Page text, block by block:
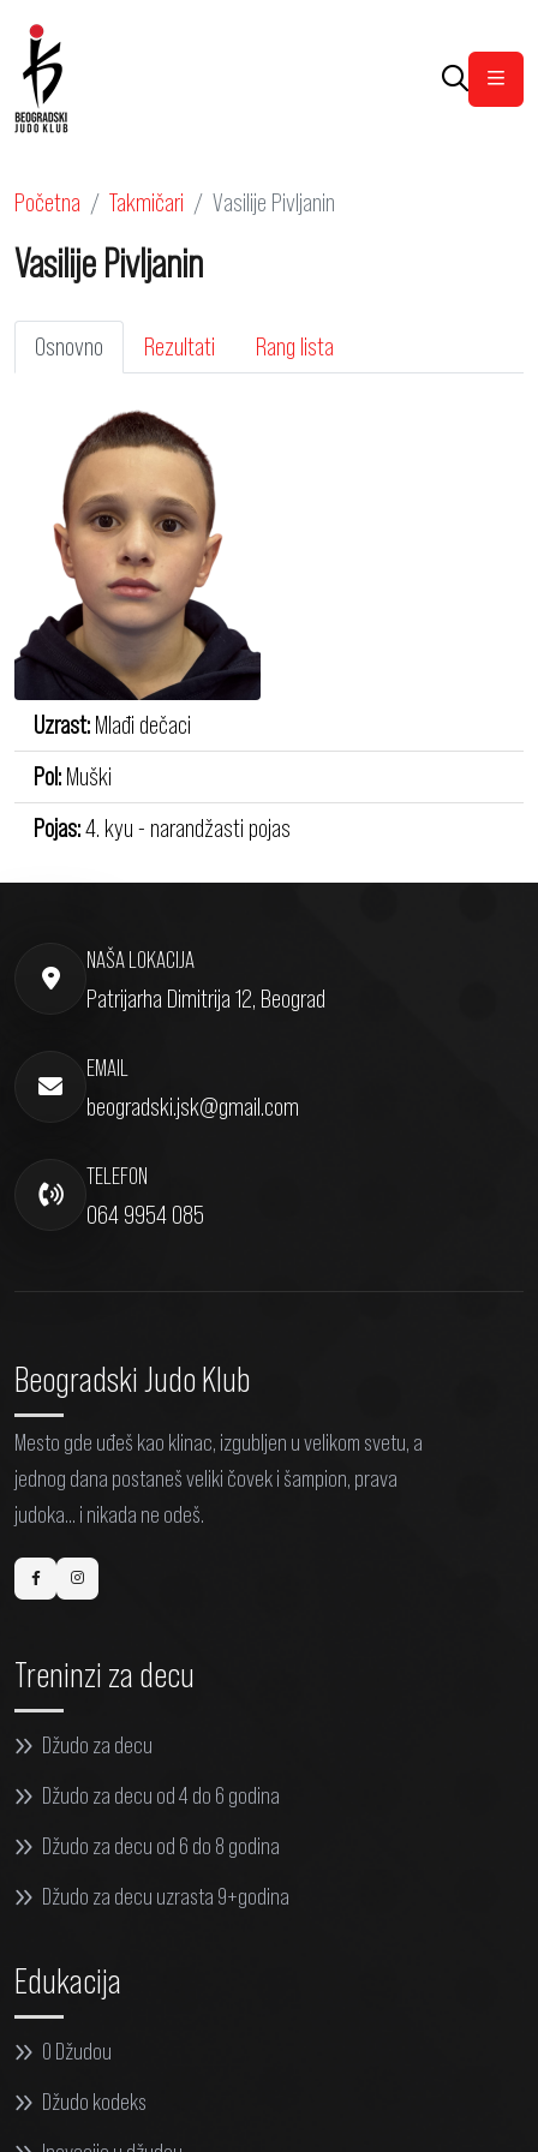
Početna Takmičari Vasilije Pivljanin
Vasilije Pivljanin
Osnovno Rezultati Rang lista
Uzrast: Mlađi dečaci
Pol: Muški
Pojas:4. kyu - narandžasti pojas
NAŠA LOKACIJA
Patrijarha Dimitrija 12, Beograd
EMAIL
beogradski.jsk@gmail.com
TELEFON
064 9954 085
Beogradski Judo Klub
Mesto gde uđeš kao klinac, izgubljen u velikom svetu, a
jednog dana postaneš veliki čovek i šampion, prava
judoka... i nikada ne odeš.
Treninzi za decu
Džudo za decu
Džudo za decu od 4 do 6 godina
Džudo za decu od 6 do 8 godina
Džudo za decu uzrasta 9+godina
Edukacija
O Džudou
Džudo kodeks